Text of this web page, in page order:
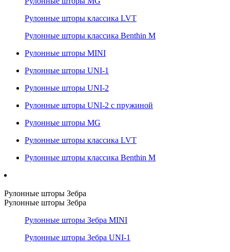
Рулонные шторы классика LVT
Рулонные шторы классика Benthin M
Рулонные шторы MINI
Рулонные шторы UNI-1
Рулонные шторы UNI-2
Рулонные шторы UNI-2 с пружиной
Рулонные шторы MG
Рулонные шторы классика LVT
Рулонные шторы классика Benthin M
Рулонные шторы Зебра
Рулонные шторы Зебра
Рулонные шторы Зебра MINI
Рулонные шторы Зебра UNI-1